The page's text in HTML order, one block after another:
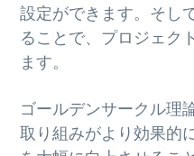
設定ができます。そし
ることで、プロジェク
ます。
ゴールデンサークル理
取り組みがより効果的